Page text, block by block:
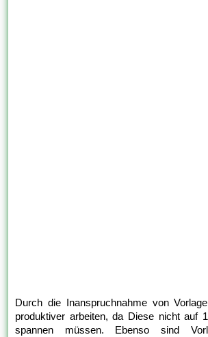
Durch die Inanspruchnahme von
produktiver arbeiten, da Diese nicht auf
spannen müssen. Ebenso sind